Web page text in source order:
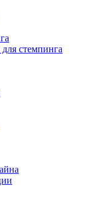
стемпинга